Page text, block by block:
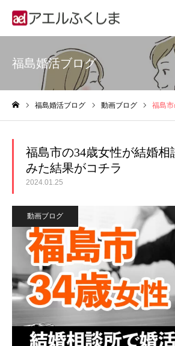
福島婚活ブログ
福島婚活ブログ 動画ブログ 福島市の34
福島市の34歳女性が結婚相
みた結果がコチラ
2024.01.25
動画ブログ